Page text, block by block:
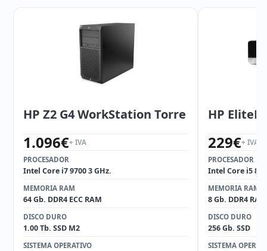
HP Z2 G4 WorkStation Torre
1.096€+ IVA
PROCESADOR
Intel Core i7 9700 3 GHz.
MEMORIA RAM
64 Gb. DDR4 ECC RAM
DISCO DURO
1.00 Tb. SSD M2
SISTEMA OPERATIVO
HP
229€+ IVA
PROCESADOR
Intel Core i5
MEMORIA RAM
8 Gb. DDR4 RAM
DISCO DURO
256 Gb. SSD
SISTEMA